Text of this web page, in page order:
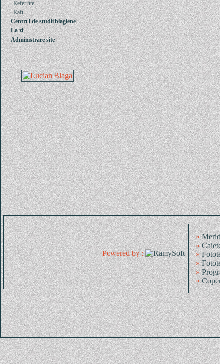
Referințe
Raft
Centrul de studii blagiene
La zi
Administrare site
Powered by :
»
»
»
»
»
»